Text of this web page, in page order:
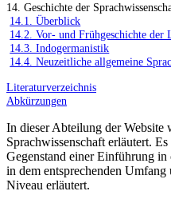
14. Geschichte der
14.1. Überblick
14.2. Vor- und Frühgeschichte der
14.3. Indogermanistik
14.4. Neuzeitliche allgemeine
Literaturverzeichnis
Abkürzungen
In dieser Abteilung der Website
Sprachwissenschaft erläutert.
Gegenstand einer Einführung
in dem entsprechenden Umfang
Niveau erläutert.